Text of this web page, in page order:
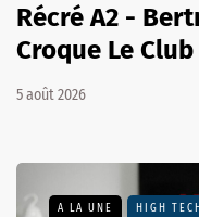
Récré A2 -
Croque Le Club
5 août 2026
A LA UNE HIGH TECH